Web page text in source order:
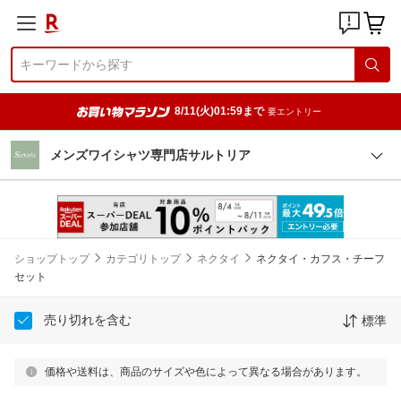
8/11(火)01:59まで 要エントリー
メンズワイシャツ専門店サルトリア
ショップトップ カテゴリトップ ネクタイ
ネクタイ・カフス・チーフ
セット
売り切れを含む 標準
価格や送料は、商品のサイズや色によって異なる場合があります。